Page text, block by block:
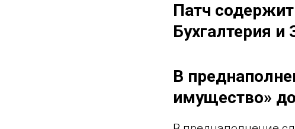
Патч
Бухгалтерия и
В
имущество»